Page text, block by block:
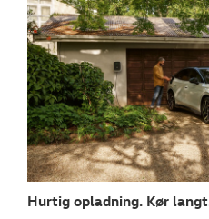
Hurtig opladning. Kør